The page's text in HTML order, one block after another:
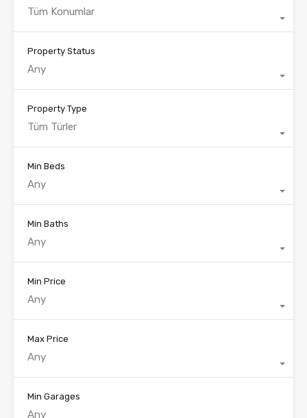
Tüm Konumlar
Property Status
Any
Property Type
Tüm Türler
Min Beds
Any
Min Baths
Any
Min Price
Any
Max Price
Any
Min Garages
Any